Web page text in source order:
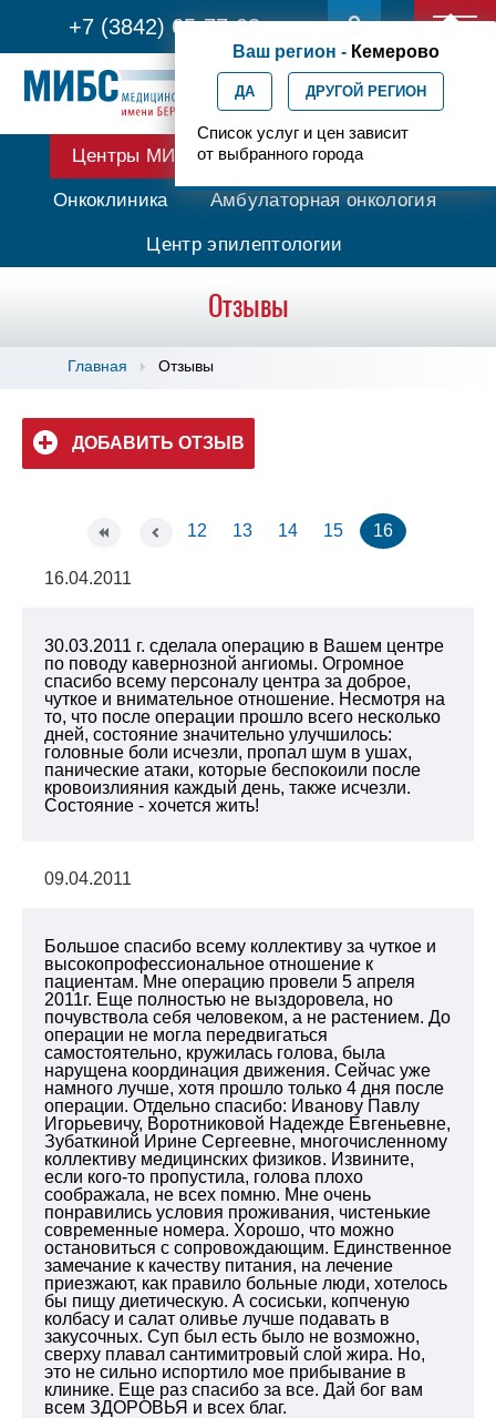
+7 (3842) 65-77-03
Ваш регион - Кемерово
ДА ДРУГОЙ РЕГИОН
Список услуг и цен зависит
от выбранного города
Центры МИБС Протонная терапия
Онкоклиника Амбулаторная онкология
Центр эпилептологии
Отзывы
Главная Отзывы
ДОБАВИТЬ ОТЗЫВ
12 13 14 15 16
16.04.2011
30.03.2011 г. сделала операцию в Вашем центре
по поводу кавернозной ангиомы. Огромное
спасибо всему персоналу центра за доброе,
чуткое и внимательное отношение. Несмотря на
то, что после операции прошло всего несколько
дней, состояние значительно улучшилось:
головные боли исчезли, пропал шум в ушах,
панические атаки, которые беспокоили после
кровоизлияния каждый день, также исчезли.
Состояние - хочется жить!
09.04.2011
Большое спасибо всему коллективу за чуткое и
высокопрофессиональное отношение к
пациентам. Мне операцию провели 5 апреля
2011г. Еще полностью не выздоровела, но
почувствола себя человеком, а не растением. До
операции не могла передвигаться
самостоятельно, кружилась голова, была
нарущена координация движения. Сейчас уже
намного лучше, хотя прошло только 4 дня после
операции. Отдельно спасибо: Иванову Павлу
Игорьевичу, Воротниковой Надежде Евгеньевне,
Зубаткиной Ирине Сергеевне, многочисленному
коллективу медицинских физиков. Извините,
если кого-то пропустила, голова плохо
соображала, не всех помню. Мне очень
понравились условия проживания, чистенькие
современные номера. Хорошо, что можно
остановиться с сопровождающим. Единственное
замечание к качеству питания, на лечение
приезжают, как правило больные люди, хотелось
бы пищу диетическую. А сосиськи, копченую
колбасу и салат оливье лучше подавать в
закусочных. Суп был есть было не возможно,
сверху плавал сантимитровый слой жира. Но,
это не сильно испортило мое прибывание в
клинике. Еще раз спасибо за все. Дай бог вам
всем ЗДОРОВЬЯ и всех благ.